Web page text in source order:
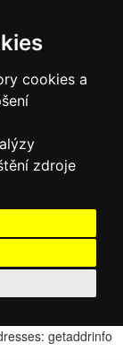
cookies a
zdroje
getaddrinfo